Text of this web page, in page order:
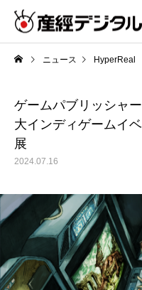
ニュース HyperReal
ゲームパブリッシャ
大インディゲームイ
展
2024.07.16